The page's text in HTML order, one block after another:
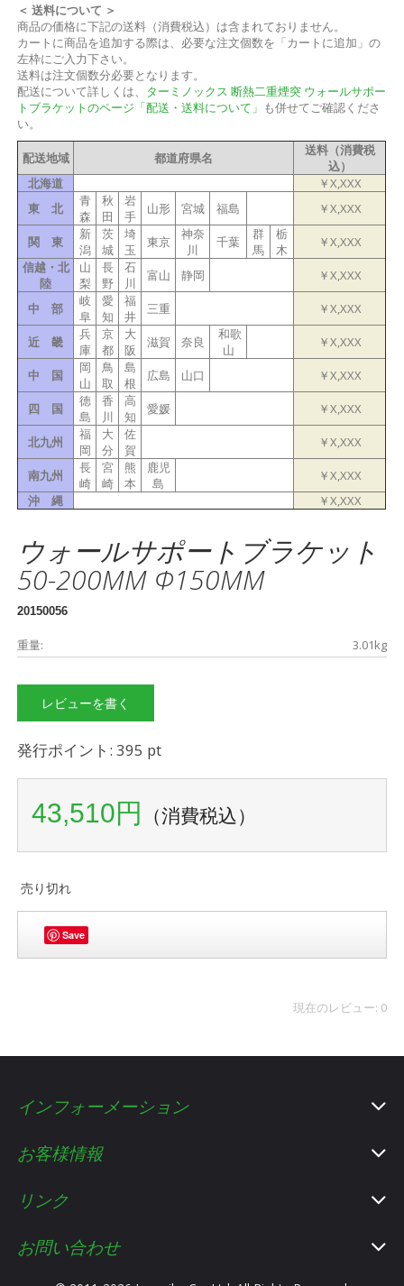
＜ 送料について ＞
商品の価格に下記の送料（消費税込）は含まれておりません。
カートに商品を追加する際は、必要な注文個数を「カートに追加」の
左枠にご入力下さい。
送料は注文個数分必要となります。
配送について詳しくは、 ターミノックス 断熱二重煙突 ウォールサポー
トブラケットのページ「配送・送料について」 も併せてご確認くださ
い。
配送地域 都道府県名
送料（消費税
込）
北海道
￥X,XXX
東 北
青
森
秋
田
岩
手
山形 宮城 福島 ￥X,XXX
関 東
新
潟
茨
城
埼
玉
東京
神奈
川
千葉
群
馬
栃
木
￥X,XXX
信越・北
陸
山
梨
長
野
石
川
富山 静岡 ￥X,XXX
中 部
岐
阜
愛
知
福
井
三重 ￥X,XXX
近 畿
兵
庫
京
都
大
阪
滋賀 奈良
和歌
山
￥X,XXX
中 国
岡
山
鳥
取
島
根
広島 山口 ￥X,XXX
四 国
徳
島
香
川
高
知
愛媛 ￥X,XXX
北九州
福
岡
大
分
佐
賀
￥X,XXX
南九州
長
崎
宮
崎
熊
本
鹿児
島
￥X,XXX
沖 縄
￥X,XXX
ウォールサポートブラケット
50-200MM Φ150MM
20150056
重量: 3.01kg
レビューを書く
発行ポイント: 395 pt
43,510円 （消費税込）
売り切れ
Save
現在のレビュー: 0
インフォーメーション
お客様情報
リンク
お問い合わせ